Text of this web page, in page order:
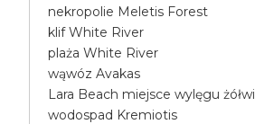
nekropolie Meletis Forest
klif White River
plaża White River
wąwóz Avakas
Lara Beach miejsce wylęgu żółwi
wodospad Kremiotis